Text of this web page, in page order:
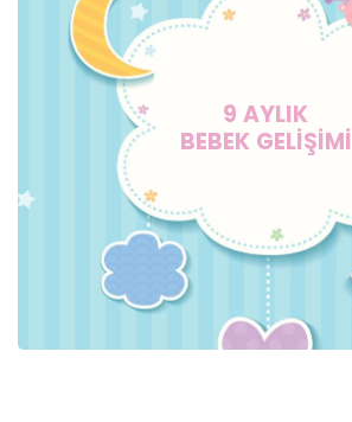
9 AYLIK
BEBEK GELİŞİMİ